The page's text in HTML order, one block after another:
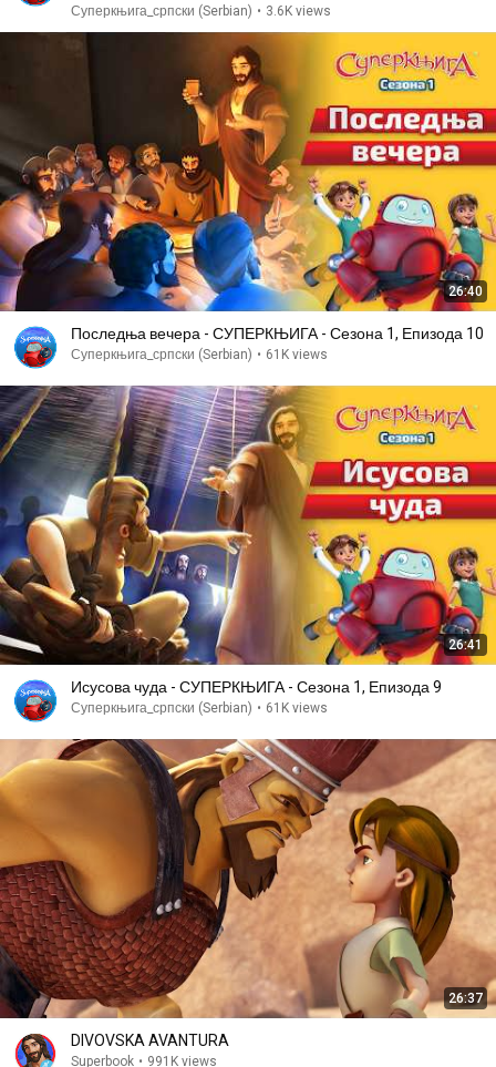
Суперкњига_српски (Serbian) • 3.6K views
26:40
Последња вечера - СУПЕРКЊИГА - Сезона 1, Епизода 10
Суперкњига_српски (Serbian) • 61K views
26:41
Исусова чуда - СУПЕРКЊИГА - Сезона 1, Епизода 9
Суперкњига_српски (Serbian) • 61K views
26:37
DIVOVSKA AVANTURA
Superbook • 991K views